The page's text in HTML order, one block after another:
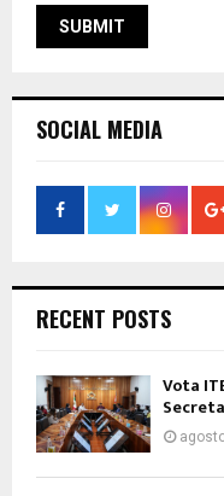
SOCIAL MEDIA
RECENT POSTS
Vota